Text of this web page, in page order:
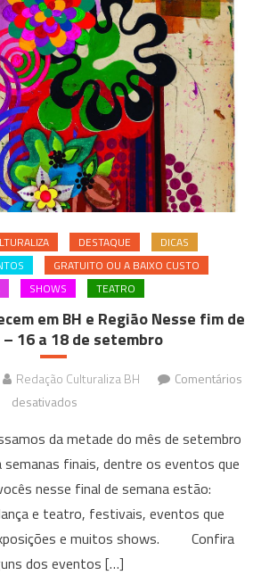
DESTAQUE
DICAS
GRATUITO OU A BAIXO CUSTO
SHOWS TEATRO
em BH e Região Nesse fim de
16 a 18 de setembro
Redação Culturaliza BH
Comentários
desativados
que
acontecem
em
BH
e
Região
da metade do mês de setembro
finais, dentre os eventos que
nesse final de semana estão:
e teatro, festivais, eventos que
e muitos shows. Confira
dos eventos […]